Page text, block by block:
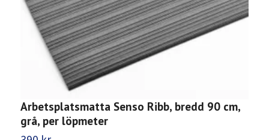
Arbetsplatsmatta Senso Ribb, bredd 90 cm,
grå, per löpmeter